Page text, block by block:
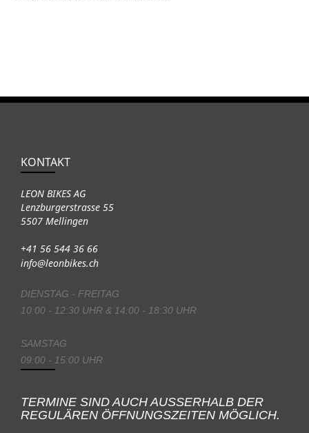
KONTAKT
LEON BIKES AG
Lenzburgerstrasse 55
5507 Mellingen
+41 56 544 36 66
info@leonbikes.ch
DIENSTAG - FREITAG
10:00 - 12:30 UHR & 14:00 - 18:30 UHR
SAMSTAG
09:00 - 15:00 UHR
TERMINE SIND AUCH AUSSERHALB DER
REGULÄREN ÖFFNUNGSZEITEN MÖGLICH.